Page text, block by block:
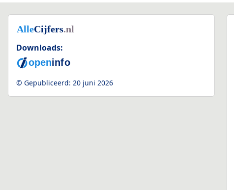
Downloads:
© Gepubliceerd: 20 juni 2026